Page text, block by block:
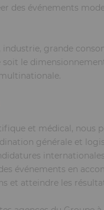
des événements
industrie, grande
soit le
et médical, nous
générale et
événements en
et atteindre les